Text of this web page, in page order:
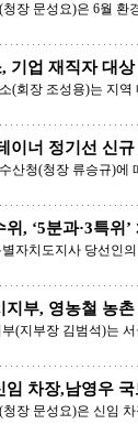
장 문성요)은 6월 환
기업 재직자 대
(회장 조성용)는 지
이너 정기선 신
산청(청장 류승규)에
, ‘5분과·3특위
자치도지사 당선인
지부, 영농철 농
(지부장 김범석)는
임 차장,남영우
장 문성요)은 신임